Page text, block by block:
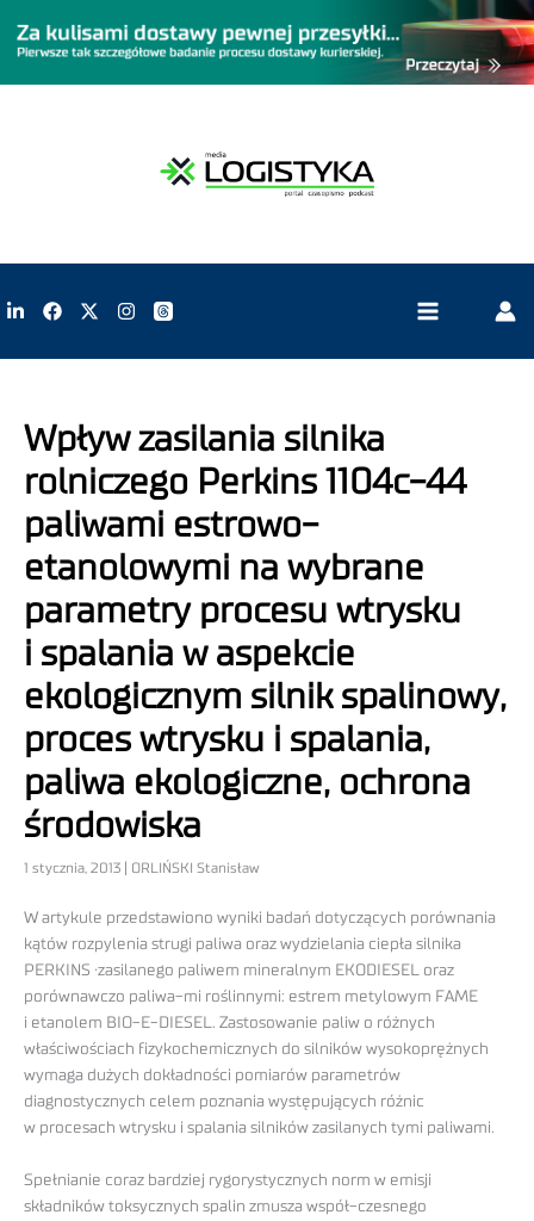
Wpływ zasilania silnika
rolniczego Perkins 1104c-44
paliwami estrowo-
etanolowymi na wybrane
parametry procesu wtrysku
i spalania w aspekcie
ekologicznym silnik spalinowy,
proces wtrysku i spalania,
paliwa ekologiczne, ochrona
środowiska
1 stycznia, 2013 | ORLIŃSKI Stanisław
W artykule przedstawiono wyniki badań dotyczących porównania
kątów rozpylenia strugi paliwa oraz wydzielania ciepła silnika
PERKINS ·zasilanego paliwem mineralnym EKODIESEL oraz
porównawczo paliwa-mi roślinnymi: estrem metylowym FAME
i etanolem BIO-E-DIESEL. Zastosowanie paliw o różnych
właściwościach fizykochemicznych do silników wysokoprężnych
wymaga dużych dokładności pomiarów parametrów
diagnostycznych celem poznania występujących różnic
w procesach wtrysku i spalania silników zasilanych tymi paliwami.
Spełnianie coraz bardziej rygorystycznych norm w emisji
składników toksycznych spalin zmusza współ-czesnego